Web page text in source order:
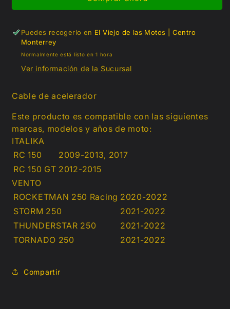
Italika
150
/
Vento
Rocketman
para
Italika
150
Vento
Rocketman
Puedes recogerlo en El Viejo de las Motos | Centro
Monterrey
Normalmente está listo en 1 hora
Ver información de la Sucursal
Cable de acelerador
Este producto es compatible con las siguientes
marcas, modelos y años de moto:
ITALIKA
RC 150
2009-2013, 2017
RC 150 GT 2012-2015
VENTO
ROCKETMAN 250 Racing 2020-2022
STORM 250
2021-2022
THUNDERSTAR 250
2021-2022
TORNADO 250
2021-2022
Compartir